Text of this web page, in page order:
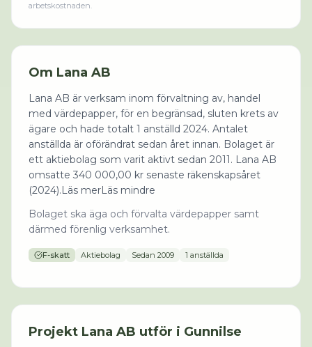
arbetskostnaden.
Om Lana AB
Lana AB är verksam inom förvaltning av, handel
med värdepapper, för en begränsad, sluten krets av
ägare och hade totalt 1 anställd 2024. Antalet
anställda är oförändrat sedan året innan. Bolaget är
ett aktiebolag som varit aktivt sedan 2011. Lana AB
omsatte 340 000,00 kr senaste räkenskapsåret
(2024).Läs merLäs mindre
Bolaget ska äga och förvalta värdepapper samt
därmed förenlig verksamhet.
F-skatt Aktiebolag Sedan 2009 1 anställda
Projekt Lana AB utför i Gunnilse